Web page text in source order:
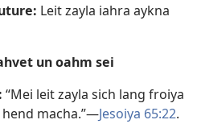
Leit zayla iahra aykna
un oahm sei
“Mei leit zayla sich lang froiya
macha.”​—Jesoiya 65:22.